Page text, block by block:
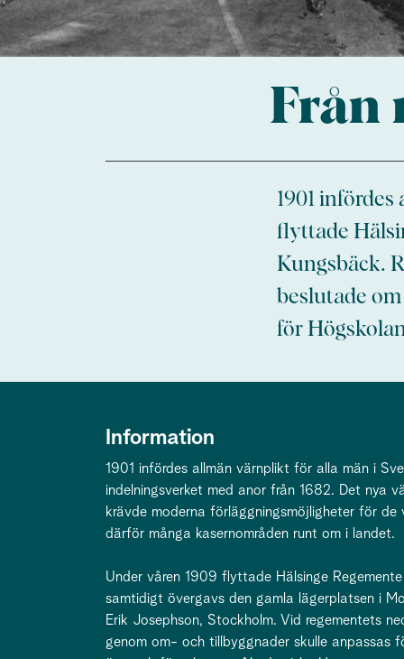
Från
1901
flyttade
Kungsbäck.
beslutade
för
Information
1901 infördes allmän värnplikt för alla män i
indelningsverket med anor från 1682. Det nya
krävde moderna förläggningsmöjligheter för
därför många kasernområden runt om i landet.
Under våren 1909 flyttade Hälsinge
samtidigt övergavs den gamla lägerplatsen i
Erik Josephson, Stockholm. Vid regementets
genom om- och tillbyggnader skulle anpassas